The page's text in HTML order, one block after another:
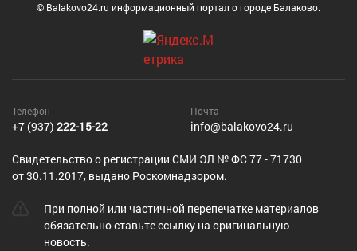
© Balakovo24.ru информационный портал о городе Балаково.
Телефон
+7 (937) 222-15-22
Почта
info@balakovo24.ru
Cвидетельство о регистрации СМИ ЭЛ № ФС 77 - 71730
от 30.11.2017, выдано Роскомнадзором.
При полной или частичной перепечатке материалов
обязательно ставьте ссылку на оригинальную
новость.